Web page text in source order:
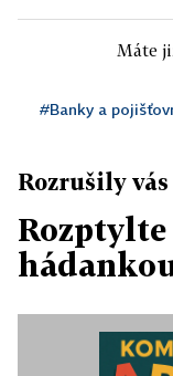
Máte
#Banky a
Rozrušily